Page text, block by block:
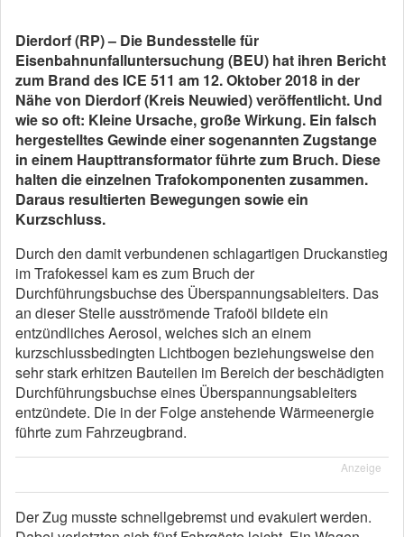
Dierdorf (RP) – Die Bundesstelle für
Eisenbahnunfalluntersuchung (BEU) hat ihren Bericht
zum Brand des ICE 511 am 12. Oktober 2018 in der
Nähe von Dierdorf (Kreis Neuwied) veröffentlicht. Und
wie so oft: Kleine Ursache, große Wirkung. Ein falsch
hergestelltes Gewinde einer sogenannten Zugstange
in einem Haupttransformator führte zum Bruch. Diese
halten die einzelnen Trafokomponenten zusammen.
Daraus resultierten Bewegungen sowie ein
Kurzschluss.
Durch den damit verbundenen schlagartigen Druckanstieg
im Trafokessel kam es zum Bruch der
Durchführungsbuchse des Überspannungsableiters. Das
an dieser Stelle ausströmende Trafoöl bildete ein
entzündliches Aerosol, welches sich an einem
kurzschlussbedingten Lichtbogen beziehungsweise den
sehr stark erhitzen Bauteilen im Bereich der beschädigten
Durchführungsbuchse eines Überspannungsableiters
entzündete. Die in der Folge anstehende Wärmeenergie
führte zum Fahrzeugbrand.
Anzeige
Der Zug musste schnellgebremst und evakuiert werden.